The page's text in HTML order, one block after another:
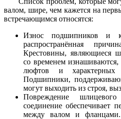
валом, шире, чем кажется на
встречающимся относятся:
Износ подшипников и
распространённая
Крестовины, являющиеся
со временем
люфтов и
Подшипники,
могут выходить из строя,
Повреждение
соединение обеспечивает
между валом и